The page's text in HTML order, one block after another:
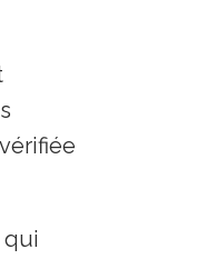
qui